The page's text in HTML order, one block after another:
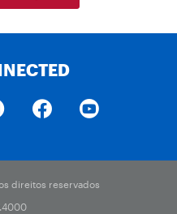
direitos reservados